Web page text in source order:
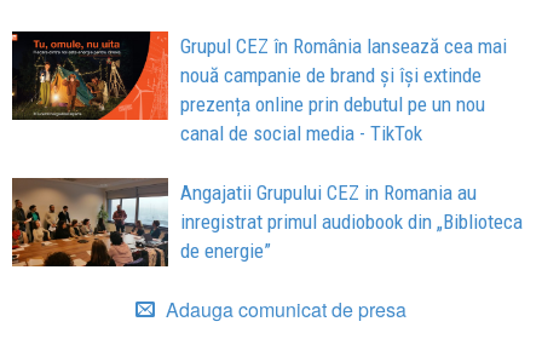
Grupul CEZ în România lansează cea mai
nouă campanie de brand și își extinde
prezența online prin debutul pe un nou
canal de social media - TikTok
Angajatii Grupului CEZ in Romania au
inregistrat primul audiobook din „Biblioteca
de energie”
Adauga comunicat de presa